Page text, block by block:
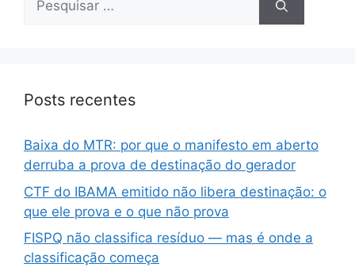
Posts recentes
Baixa do MTR: por que o manifesto em aberto
derruba a prova de destinação do gerador
CTF do IBAMA emitido não libera destinação: o
que ele prova e o que não prova
FISPQ não classifica resíduo — mas é onde a
classificação começa